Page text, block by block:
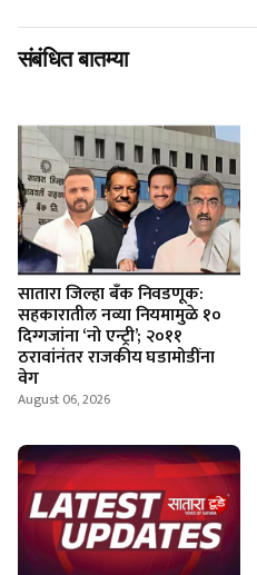
संबंधित बातम्या
सातारा जिल्हा बँक निवडणूक:
सहकारातील नव्या नियमामुळे १०
दिग्गजांना ‘नो एन्ट्री’; २०११
ठरावांनंतर राजकीय घडामोडींना
वेग
August 06, 2026